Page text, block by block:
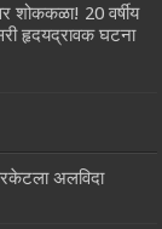
शोककळा! 20 वर्षीय
हृदयद्रावक घटना
अलविदा